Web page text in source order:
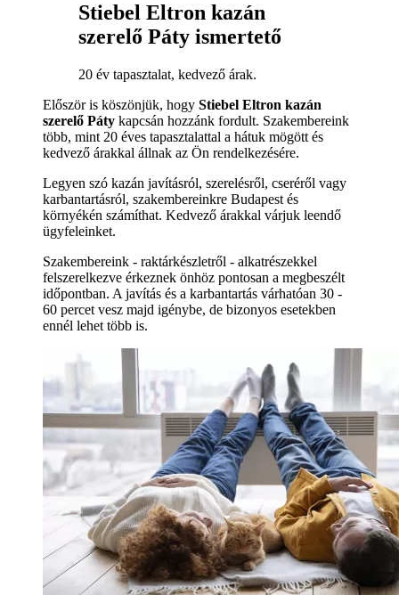
Stiebel Eltron kazán
szerelő Páty ismertető
20 év tapasztalat, kedvező árak.
Először is köszönjük, hogy Stiebel Eltron kazán
szerelő Páty kapcsán hozzánk fordult. Szakembereink
több, mint 20 éves tapasztalattal a hátuk mögött és
kedvező árakkal állnak az Ön rendelkezésére.
Legyen szó kazán javításról, szerelésről, cseréről vagy
karbantartásról, szakembereinkre Budapest és
környékén számíthat. Kedvező árakkal várjuk leendő
ügyfeleinket.
Szakembereink - raktárkészletről - alkatrészekkel
felszerelkezve érkeznek önhöz pontosan a megbeszélt
időpontban. A javítás és a karbantartás várhatóan 30 -
60 percet vesz majd igénybe, de bizonyos esetekben
ennél lehet több is.